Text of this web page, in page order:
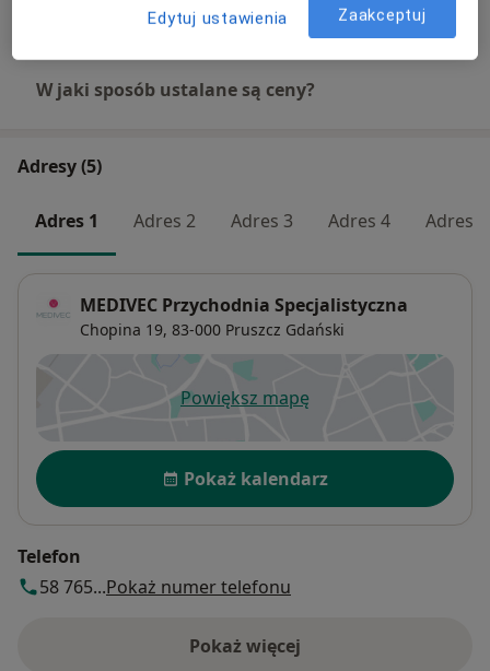
W jaki sposób ustalane są ceny?
Adresy (5)
Adres 1 Adres 2 Adres 3 Adres 4 Adres 5
MEDIVEC Przychodnia Specjalistyczna
Chopina 19, 83-000 Pruszcz Gdański
Powiększ mapęotwiera się w nowej karcie
Dostępność
Pokaż kalendarz
Telefon
58 765...Pokaż numer telefonu
Pokaż więcej
o adresie
Edytuj ustawienia Zaakceptuj